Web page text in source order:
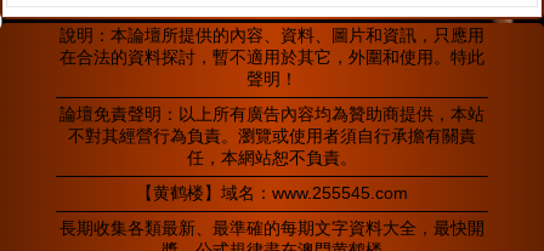
說明：本論壇所提供的內容、資料、圖片和資訊，只應用
在合法的資料探討，暫不適用於其它，外圍和使用。特此
聲明！
論壇免責聲明：以上所有廣告內容均為贊助商提供，本站
不對其經營行為負責。瀏覽或使用者須自行承擔有關責
任，本網站恕不負責。
【黄鹤楼】域名：www.255545.com
長期收集各類最新、最準確的每期文字資料大全，最快開